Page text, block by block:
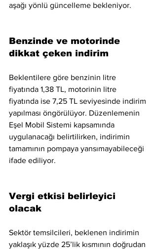
aşağı yönlü güncelleme bekleniyor.
Benzinde ve motorinde
dikkat çeken indirim
Beklentilere göre benzinin litre
fiyatında 1,38 TL, motorinin litre
fiyatında ise 7,25 TL seviyesinde indirim
yapılması öngörülüyor. Düzenlemenin
Eşel Mobil Sistemi kapsamında
uygulanacağı belirtilirken, indirimin
tamamının pompaya yansımayabileceği
ifade ediliyor.
Vergi etkisi belirleyici
olacak
Sektör temsilcileri, beklenen indirimin
yaklaşık yüzde 25’lik kısmının doğrudan